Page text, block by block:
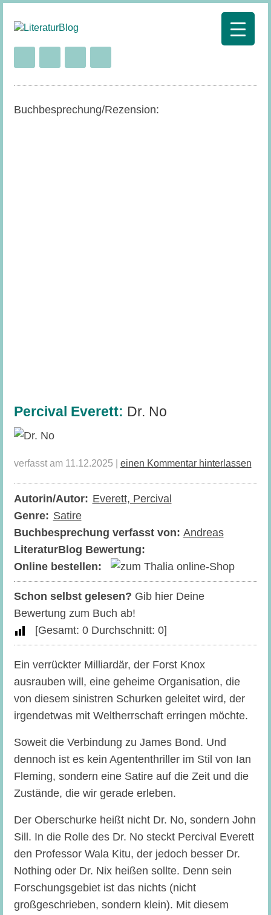
Buchbesprechung/Rezension:
Percival Everett: Dr. No
verfasst am 11.12.2025 | einen Kommentar hinterlassen
Autorin/Autor: Everett, Percival
Genre: Satire
Buchbesprechung verfasst von: Andreas
LiteraturBlog Bewertung:
Online bestellen:
Schon selbst gelesen? Gib hier Deine
Bewertung zum Buch ab!
[Gesamt: 0Durchschnitt: 0]
Ein verrückter Milliardär, der Forst Knox
ausrauben will, eine geheime Organisation, die
von diesem sinistren Schurken geleitet wird, der
irgendetwas mit Weltherrschaft erringen möchte.
Soweit die Verbindung zu James Bond. Und
dennoch ist es kein Agententhriller im Stil von Ian
Fleming, sondern eine Satire auf die Zeit und die
Zustände, die wir gerade erleben.
Der Oberschurke heißt nicht Dr. No, sondern John
Sill. In die Rolle des Dr. No steckt Percival Everett
den Professor Wala Kitu, der jedoch besser Dr.
Nothing oder Dr. Nix heißen sollte. Denn sein
Forschungsgebiet ist das nichts (nicht
großgeschrieben, sondern klein). Mit diesem